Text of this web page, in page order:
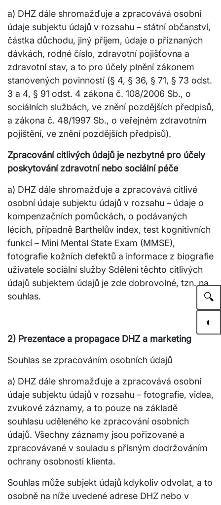
🔍
◐
a) DHZ dále shromažďuje a zpracovává osobní
údaje subjektu údajů v rozsahu – státní občanství,
částka důchodu, jiný příjem, údaje o přiznaných
dávkách, rodné číslo, zdravotní pojišťovna a
zdravotní stav, a to pro účely plnění zákonem
stanovených povinností (§ 4, § 36, § 71, § 73 odst.
3 a 4, § 91 odst. 4 zákona č. 108/2006 Sb., o
sociálních službách, ve znění pozdějších předpisů,
a zákona č. 48/1997 Sb., o veřejném zdravotním
pojištění, ve znění pozdějších předpisů).
Zpracování citlivých údajů je nezbytné pro účely
poskytování zdravotní nebo sociální péče
a) DHZ dále shromažďuje a zpracovává citlivé
osobní údaje subjektu údajů v rozsahu – údaje o
kompenzačních pomůckách, o podávaných
lécích, případně Barthelův index, test kognitivních
funkcí – Mini Mental State Exam (MMSE),
fotografie kožních defektů a informace z biografie
uživatele sociální služby Sdělení těchto citlivých
údajů subjektem údajů je zde dobrovolné, tzn. na
souhlas.
2) Prezentace a propagace DHZ a marketing
Souhlas se zpracováním osobních údajů
a) DHZ dále shromažďuje a zpracovává osobní
údaje subjektu údajů v rozsahu – fotografie, videa,
zvukové záznamy, a to pouze na základě
souhlasu uděleného ke zpracování osobních
údajů. Všechny záznamy jsou pořizované a
zpracovávané v souladu s přísným dodržováním
ochrany osobnosti klienta.
Souhlas může subjekt údajů kdykoliv odvolat, a to
osobně na níže uvedené adrese DHZ nebo v